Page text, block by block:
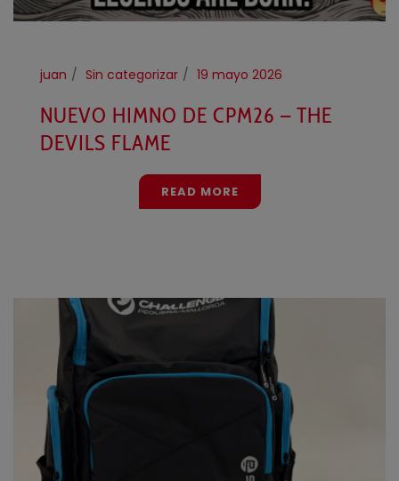
juan Sin categorizar 19 mayo 2026
NUEVO HIMNO DE CPM26 – THE
DEVILS FLAME
READ MORE